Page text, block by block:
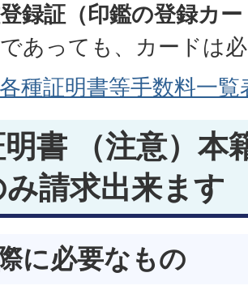
録証（印鑑の登録カ
あっても、カードは
種証明書等手数料一覧
書 （注意）本
請求出来ます
に必要なもの